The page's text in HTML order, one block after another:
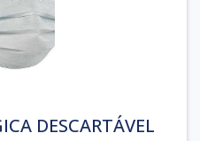
DESCARTÁVEL